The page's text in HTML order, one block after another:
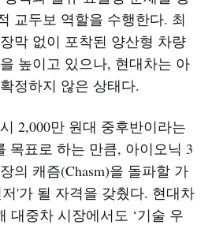
교두보 역할을 수행한다. 최
막 없이 포착된 양산형 차량
높이고 있으나, 현대차는 아
정하지 않은 상태다.
2,000만 원대 중후반이라는
목표로 하는 만큼, 아이오닉 3
의 캐즘(Chasm)을 돌파할 가
'가 될 자격을 갖췄다. 현대차
대중차 시장에서도 ‘기술 우